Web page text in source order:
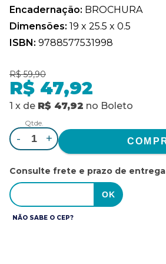
Encadernação: BROCHURA
Dimensões: 19 x 25.5 x 0.5
ISBN: 9788577531998
R$ 59,90
R$ 47,92
1 x de R$ 47,92 no Boleto
Qtde.
- +
Consulte frete e prazo de entrega
NÃO SABE O CEP?